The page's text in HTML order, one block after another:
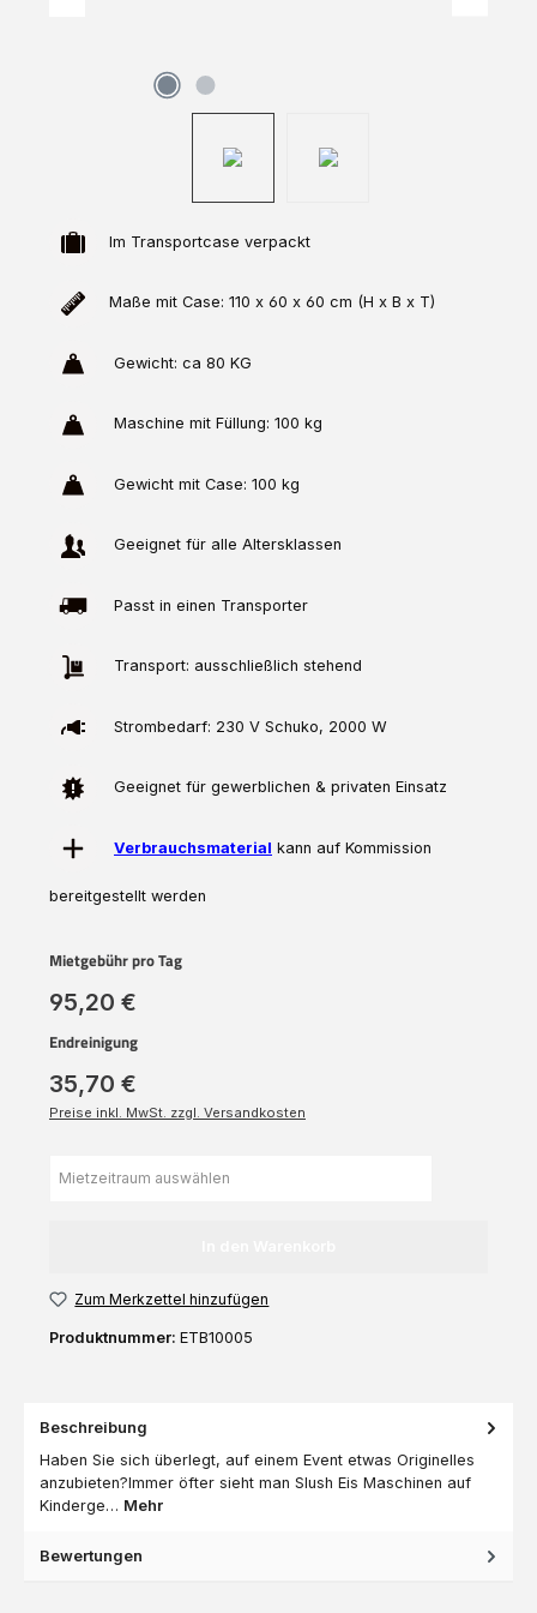
Im Transportcase verpackt
Maße mit Case: 110 x 60 x 60 cm (H x B x T)
Gewicht: ca 80 KG
Maschine mit Füllung: 100 kg
Gewicht mit Case: 100 kg
Geeignet für alle Altersklassen
Passt in einen Transporter
Transport: ausschließlich stehend
Strombedarf: 230 V Schuko, 2000 W
Geeignet für gewerblichen & privaten Einsatz
Verbrauchsmaterial kann auf Kommission
bereitgestellt werden
Mietgebühr pro Tag
95,20 €
Endreinigung
35,70 €
Preise inkl. MwSt. zzgl. Versandkosten
Zum Merkzettel hinzufügen
Produktnummer: ETB10005
Beschreibung
Haben Sie sich überlegt, auf einem Event etwas Originelles
anzubieten?Immer öfter sieht man Slush Eis Maschinen auf
Kinderge… Mehr
Bewertungen